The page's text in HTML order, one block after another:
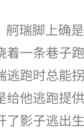
舸瑞脚上确
着一条巷子
逃跑时总能
给他逃跑提
了影子逃出